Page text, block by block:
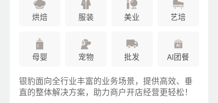
烘焙 服装 美业 艺培
母婴 宠物 批发 AI团餐
银豹面向全行业丰富的业务场景，提供高效、垂
直的整体解决方案，助力商户开店经营更轻松！